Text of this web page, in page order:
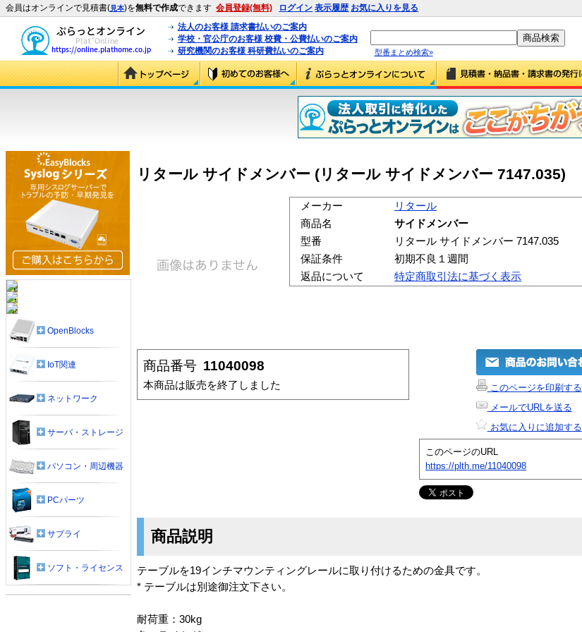
会員はオンラインで見積書(見本)を無料で作成できます 会員登録(無料) ログイン 表示履歴 お気に入りを見る
法人のお客様 請求書払いのご案内
学校・官公庁のお客様 校費・公費払いのご案内
研究機関のお客様 科研費払いのご案内
型番まとめ検索»
リタール サイドメンバー (リタール サイドメンバー 7147.035)
メーカー
リタール
商品名
サイドメンバー
型番
リタール サイドメンバー 7147.035
保証条件
初期不良１週間
返品について
特定商取引法に基づく表示
商品番号 11040098
本商品は販売を終了しました
このページを印刷する
メールでURLを送る
お気に入りに追加する
このページのURL
https://plth.me/11040098
商品説明
テーブルを19インチマウンティングレールに取り付けるための金具です。
* テーブルは別途御注文下さい。
耐荷重：30kg
OpenBlocks
IoT関連
ネットワーク
サーバ・ストレージ
パソコン・周辺機器
PCパーツ
サプライ
ソフト・ライセンス